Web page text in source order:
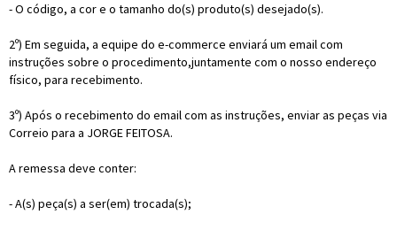
- O código, a cor e o tamanho do(s) produto(s) desejado(s).
2º) Em seguida, a equipe do e-commerce enviará um email com
instruções sobre o procedimento,juntamente com o nosso endereço
físico, para recebimento.
3º) Após o recebimento do email com as instruções, enviar as peças via
Correio para a JORGE FEITOSA.
A remessa deve conter:
- A(s) peça(s) a ser(em) trocada(s);